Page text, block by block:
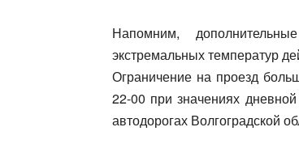
Напомним,
экстремальных температур
Ограничение на проезд
22-00 при значениях
автодорогах Волгоградской